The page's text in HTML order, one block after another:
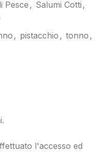
Pesce, Salumi Cotti ,
, pistacchio , tonno ,
l'accesso ed